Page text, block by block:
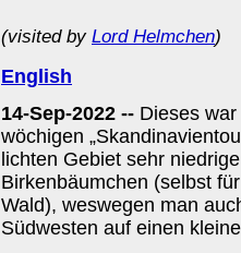
(visited by Lord Helmchen)
English
14-Sep-2022 -- Dieses
wöchigen
lichten Gebiet sehr
Birkenbäumchen (selbst
Wald), weswegen man
Südwesten auf einen